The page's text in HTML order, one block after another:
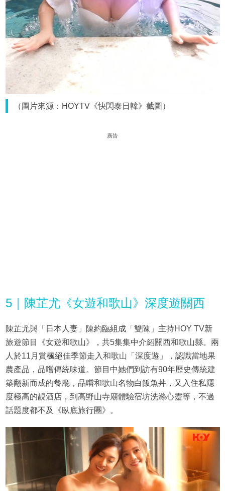
（圖片來源：HOYTV《快閃泰日韓》截圖）
廣告
5｜陳芷尤《女遊和歌山》深度遊關西
陳芷尤與「日本人妻」陳約臨組成「雙陳」主持HOY TV新
旅遊節目《女遊和歌山》，共5集集中介紹關西和歌山縣。兩
人於11月賞楓絕佳季節走入和歌山「深度遊」，認識當地果
農產品，品嚐傳統味道。節目中她們到訪有90年歷史傳統建
築翻新而成的餐廳，品嚐和歌山名物白飯魚丼，又入住私隱
度極高的靚酒店，到高野山寺廟體驗宿坊洗滌心靈等，不過
話題度都不及《臥底旅行團》。